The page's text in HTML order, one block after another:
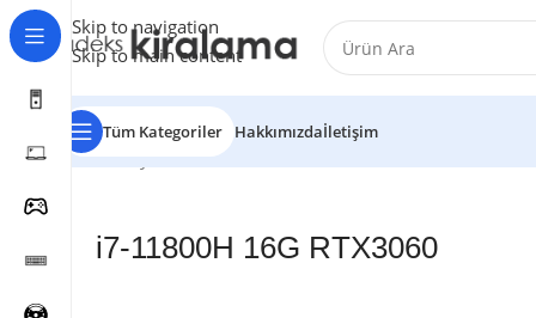
Skip to navigation
Skip to main content
Tüm Kategoriler Hakkımızdaİletişim
Ana Sayfa Notebook
i7-11800H 16G RTX3060